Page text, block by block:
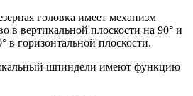
головка имеет механизм
в вертикальной плоскости на 90° и
в горизонтальной плоскости.
шпиндели имеют функцию